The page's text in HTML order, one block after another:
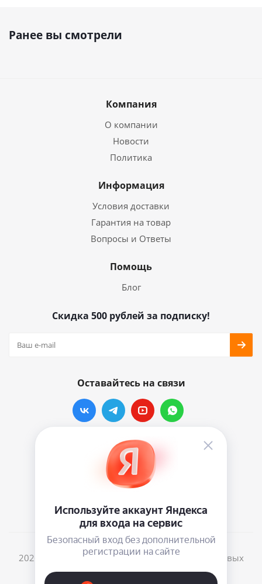
Ранее вы смотрели
Компания
О компании
Новости
Политика
Информация
Условия доставки
Гарантия на товар
Вопросы и Ответы
Помощь
Блог
Скидка 500 рублей за подписку!
Оставайтесь на связи
Наши контакты
info@vinylmarkt.ru
2026 © Винилмаркт - интернет-магазин виниловых
пластинок